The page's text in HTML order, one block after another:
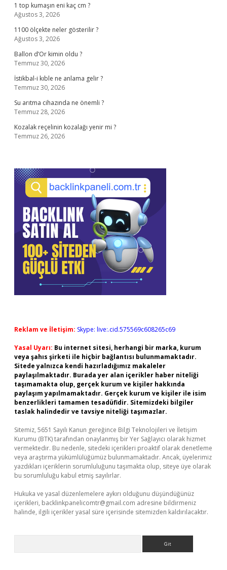
1 top kumaşın eni kaç cm ?
Ağustos 3, 2026
1100 ölçekte neler gösterilir ?
Ağustos 3, 2026
Ballon d’Or kimin oldu ?
Temmuz 30, 2026
İstikbal-i kıble ne anlama gelir ?
Temmuz 30, 2026
Su arıtma cihazında ne önemli ?
Temmuz 28, 2026
Kozalak reçelinin kozalağı yenir mi ?
Temmuz 26, 2026
Reklam ve İletişim: Skype: live:.cid.575569c608265c69
Yasal Uyarı: Bu internet sitesi, herhangi bir marka, kurum
veya şahıs şirketi ile hiçbir bağlantısı bulunmamaktadır.
Sitede yalnızca kendi hazırladığımız makaleler
paylaşılmaktadır. Burada yer alan içerikler haber niteliği
taşımamakta olup, gerçek kurum ve kişiler hakkında
paylaşım yapılmamaktadır. Gerçek kurum ve kişiler ile isim
benzerlikleri tamamen tesadüfidir. Sitemizdeki bilgiler
taslak halindedir ve tavsiye niteliği taşımazlar.
Sitemiz, 5651 Sayılı Kanun gereğince Bilgi Teknolojileri ve İletişim
Kurumu (BTK) tarafından onaylanmış bir Yer Sağlayıcı olarak hizmet
vermektedir. Bu nedenle, sitedeki içerikleri proaktif olarak denetleme
veya araştırma yükümlülüğümüz bulunmamaktadır. Ancak, üyelerimiz
yazdıkları içeriklerin sorumluluğunu taşımakta olup, siteye üye olarak
bu sorumluluğu kabul etmiş sayılırlar.
Hukuka ve yasal düzenlemelere aykırı olduğunu düşündüğünüz
içerikleri, backlinkpanelicomtr@gmail.com adresine bildirmeniz
halinde, ilgili içerikler yasal süre içerisinde sitemizden kaldırılacaktır.